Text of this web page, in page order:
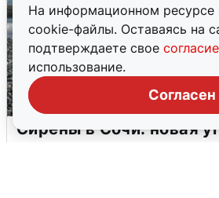
На информационном ресурсе
cookie-файлы. Оставаясь на
подтверждаете свое согласие
использование.
Согласен
Сирены в Сочи: новая